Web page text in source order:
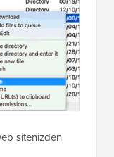
sitenizden